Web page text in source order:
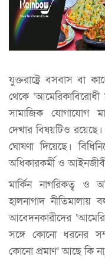
যুক্তরাষ্ট্রে বসবাস বা
থেকে
সামাজিক যোগাযোগ
দেখার বিষয়টিও
ঘোষণা দিয়েছে।
অধিকারকর্মী ও
মার্কিন নাগরিকত্ব ও
হালনাগাদ নীতিমালায়
আবেদনকারীদের
সঙ্গে কোনো ধরনের
কোনো প্রমাণ’ আছে কি